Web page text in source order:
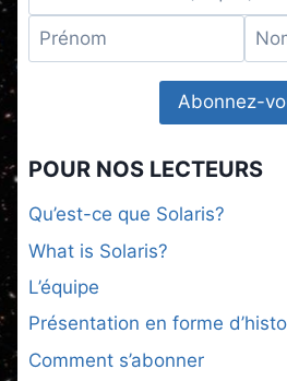
POUR NOS LECTEURS
Qu’est-ce que Solaris?
What is Solaris?
L’équipe
Présentation en forme
Comment s’abonner